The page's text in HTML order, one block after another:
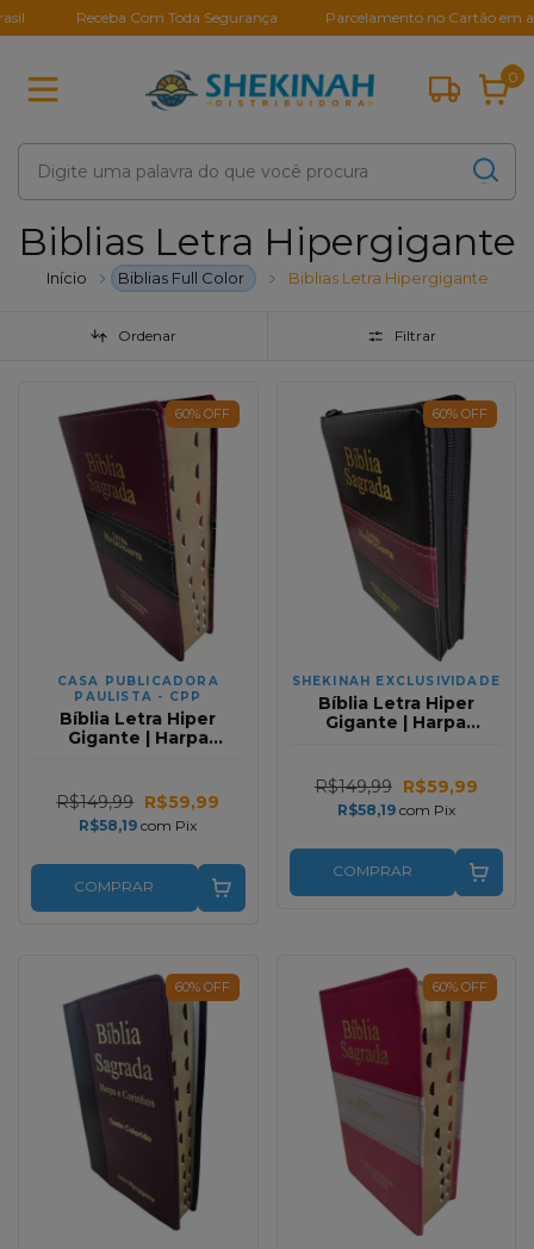
Receba Com Toda Segurança Parcelamento no Cartão em até
0
Biblias Letra Hipergigante
Início Biblias Full Color Biblias Letra Hipergigante
Ordenar Filtrar
60% OFF
CASA PUBLICADORA
PAULISTA - CPP
Bíblia Letra Hiper
Gigante | Harpa
Full Color
R$149,99 R$59,99
R$58,19com Pix
COMPRAR
60% OFF
SHEKINAH EXCLUSIVIDADE
Bíblia Letra Hiper
Gigante | Harpa
Full Color
R$149,99 R$59,99
R$58,19 com Pix
COMPRAR
60% OFF 60% OFF